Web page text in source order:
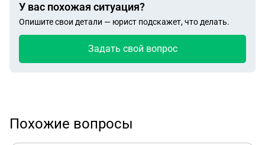
У вас похожая ситуация?
Опишите свои детали — юрист подскажет, что делать.
Задать свой вопрос
Похожие вопросы